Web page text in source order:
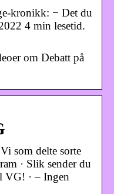
kronikk: − Det du
4 min lesetid.
om Debatt på
som delte sorte
· Slik sender du
VG! · – Ingen